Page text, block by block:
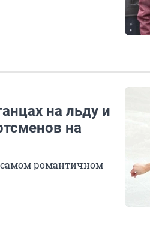
на льду и
на
романтичном